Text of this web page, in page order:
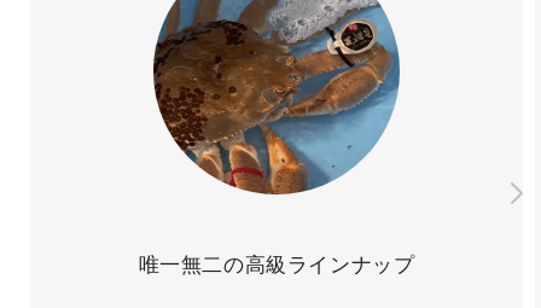
唯一無二の高級ラインナップ